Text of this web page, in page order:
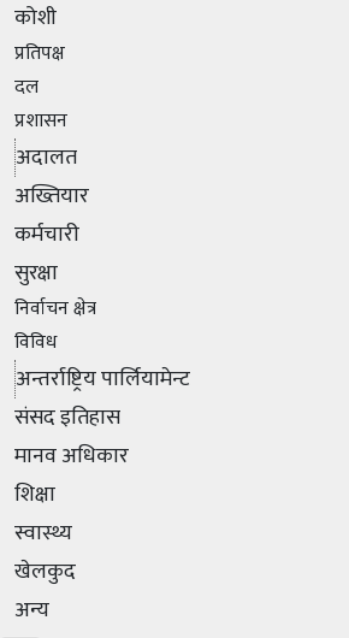
कोशी
प्रतिपक्ष
दल
प्रशासन
अदालत
अख्तियार
कर्मचारी
सुरक्षा
निर्वाचन क्षेत्र
विविध
अन्तर्राष्ट्रिय पार्लियामेन्ट
संसद इतिहास
मानव अधिकार
शिक्षा
स्वास्थ्य
खेलकुद
अन्य